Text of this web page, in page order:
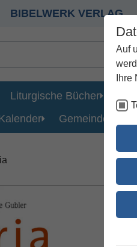
Auf
BIBELWERK VERLAG
Liturgische Bücher
Gemeinde